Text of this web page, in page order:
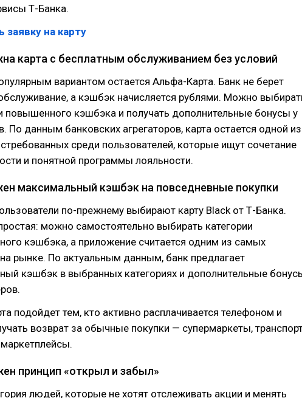
Т-Банка.
заявку на карту
карта с бесплатным обслуживанием без условий
вариантом остается Альфа-Карта. Банк не берет
а кэшбэк начисляется рублями. Можно
повышенного кэшбэка и получать дополнительные бонусы у
По данным банковских агрегаторов, карта остается одной из
среди пользователей, которые ищут сочетание
и понятной программы лояльности.
максимальный кэшбэк на повседневные покупки
по-прежнему выбирают карту Black от Т-Банка.
можно самостоятельно выбирать категории
кэшбэка, а приложение считается одним из самых
рынке. По актуальным данным, банк предлагает
кэшбэк в выбранных категориях и дополнительные
подойдет тем, кто активно расплачивается телефоном и
возврат за обычные покупки — супермаркеты,
принцип «открыл и забыл»
людей, которые не хотят отслеживать акции и менять